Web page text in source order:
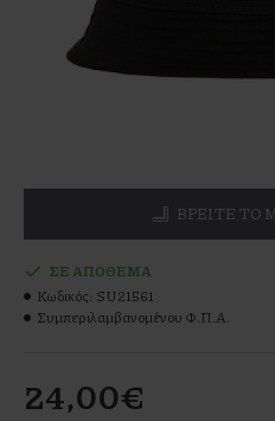
ΒΡΕΊΤΕ ΤΟ
24,00€
ΣΕ ΑΠΌΘΕΜΑ
Κωδικός: SU21561
Συμπεριλαμβανομένου Φ.Π.Α.